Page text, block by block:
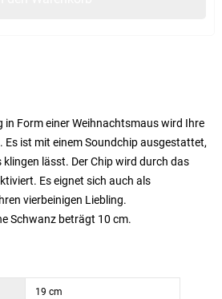
in Form einer Weihnachtsmaus wird Ihre
Es ist mit einem Soundchip ausgestattet,
klingen lässt. Der Chip wird durch das
Es eignet sich auch als
vierbeinigen Liebling.
Schwanz beträgt 10 cm.
19 cm